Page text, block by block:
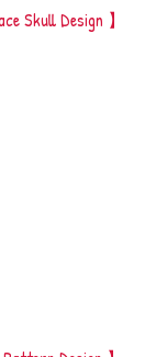
Skull Design 】